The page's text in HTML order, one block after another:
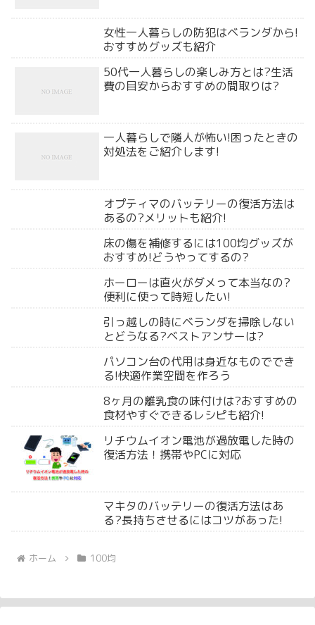
女性一人暮らしの防犯はベランダから!
おすすめグッズも紹介
50代一人暮らしの楽しみ方とは?生活
費の目安からおすすめの間取りは?
一人暮らしで隣人が怖い!困ったときの
対処法をご紹介します!
オプティマのバッテリーの復活方法は
あるの?メリットも紹介!
床の傷を補修するには100均グッズが
おすすめ!どうやってするの?
ホーローは直火がダメって本当なの?
便利に使って時短したい!
引っ越しの時にベランダを掃除しない
とどうなる?ベストアンサーは?
パソコン台の代用は身近なものででき
る!快適作業空間を作ろう
8ヶ月の離乳食の味付けは?おすすめの
食材やすぐできるレシピも紹介!
リチウムイオン電池が過放電した時の
復活方法！携帯やPCに対応
マキタのバッテリーの復活方法はあ
る?長持ちさせるにはコツがあった!
ホーム 100均